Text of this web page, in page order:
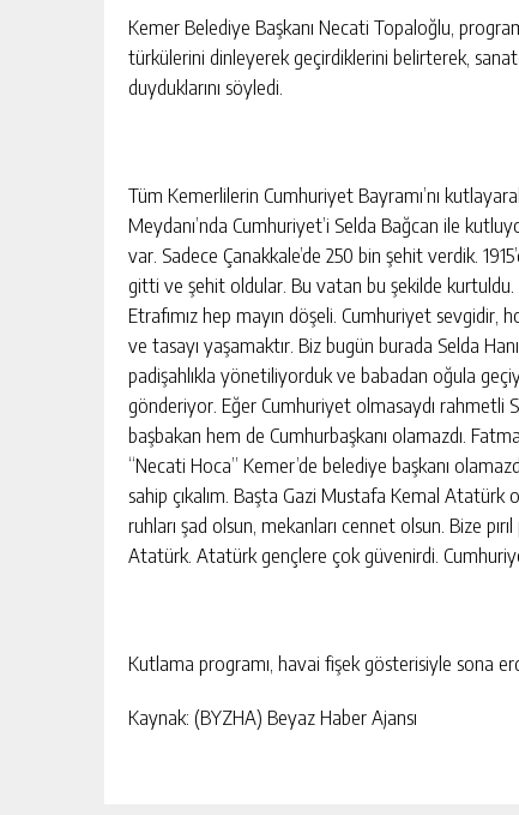
Kemer Belediye Başkanı Necati Topaloğlu,
türkülerini dinleyerek geçirdiklerini belirterek,
duyduklarını söyledi.
Tüm Kemerlilerin Cumhuriyet Bayramı’nı
Meydanı’nda Cumhuriyet’i Selda Bağcan ile
var. Sadece Çanakkale’de 250 bin şehit verdik.
gitti ve şehit oldular. Bu vatan bu şekilde
Etrafımız hep mayın döşeli. Cumhuriyet sevgidir,
ve tasayı yaşamaktır. Biz bugün burada Selda
padişahlıkla yönetiliyorduk ve babadan oğula
gönderiyor. Eğer Cumhuriyet olmasaydı rahmetli
başbakan hem de Cumhurbaşkanı olamazdı.
“Necati Hoca” Kemer’de belediye başkanı
sahip çıkalım. Başta Gazi Mustafa Kemal
ruhları şad olsun, mekanları cennet olsun. Bize
Atatürk. Atatürk gençlere çok güvenirdi.
Kutlama programı, havai fişek gösterisiyle sona
Kaynak: (BYZHA) Beyaz Haber Ajansı